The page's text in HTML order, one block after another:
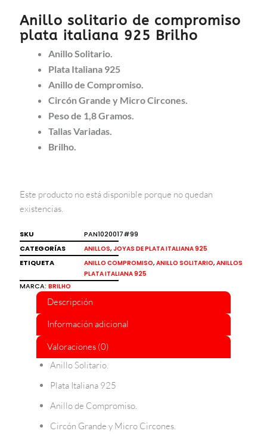
Anillo solitario de compromiso
plata italiana 925 Brilho
Anillo Solitario.
Plata Italiana 925
Anillo de Compromiso.
Circón Grande y Micro Circones.
Peso de 1,8 Gramos.
Tallas Variadas.
Brilho.
Este producto no está disponible porque no quedan
existencias.
SKU
PAN1020017#99
CATEGORÍAS
ANILLOS, JOYAS DE PLATA ITALIANA 925
ETIQUETA ANILLO COMPROMISO, ANILLO SOLITARIO, ANILLOS
PLATA ITALIANA 925
MARCA: BRILHO
Descripción
Información adicional
Valoraciones (0)
Anillo Solitario.
Plata Italiana 925
Anillo de Compromiso.
Circón Grande y Micro Circones.